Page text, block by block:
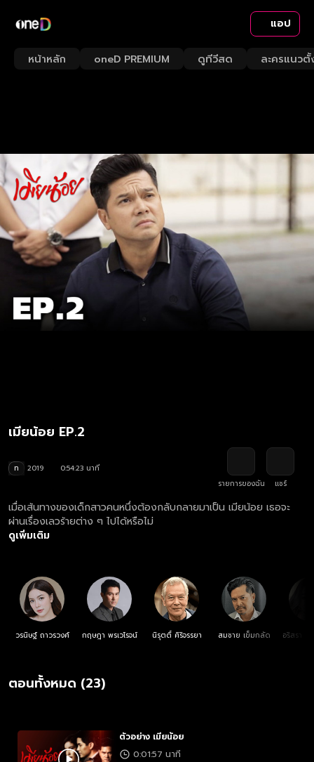
แอป
หน้าหลัก oneD PREMIUM ดูทีวีสด ละครแนวตั้
เมียน้อย EP.2
ท 2019
0:54:23 นาที
รายการของฉัน
แชร์
เมื่อเส้นทางของเด็กสาวคนหนึ่งต้องกลับกลายมาเป็น เมียน้อย เธอจะ
ผ่านเรื่องเลวร้ายต่าง ๆ ไปได้หรือไม่
ดูเพิ่มเติม
วรนิษฐ์ ถาวรวงศ์ กฤษฎา พรเวโรจน์ นิรุตติ์ ศิริจรรยา สมชาย เข็มกลัด อริสรา ท
ตอนทั้งหมด (23)
ตัวอย่าง เมียน้อย
0:01:57 นาที